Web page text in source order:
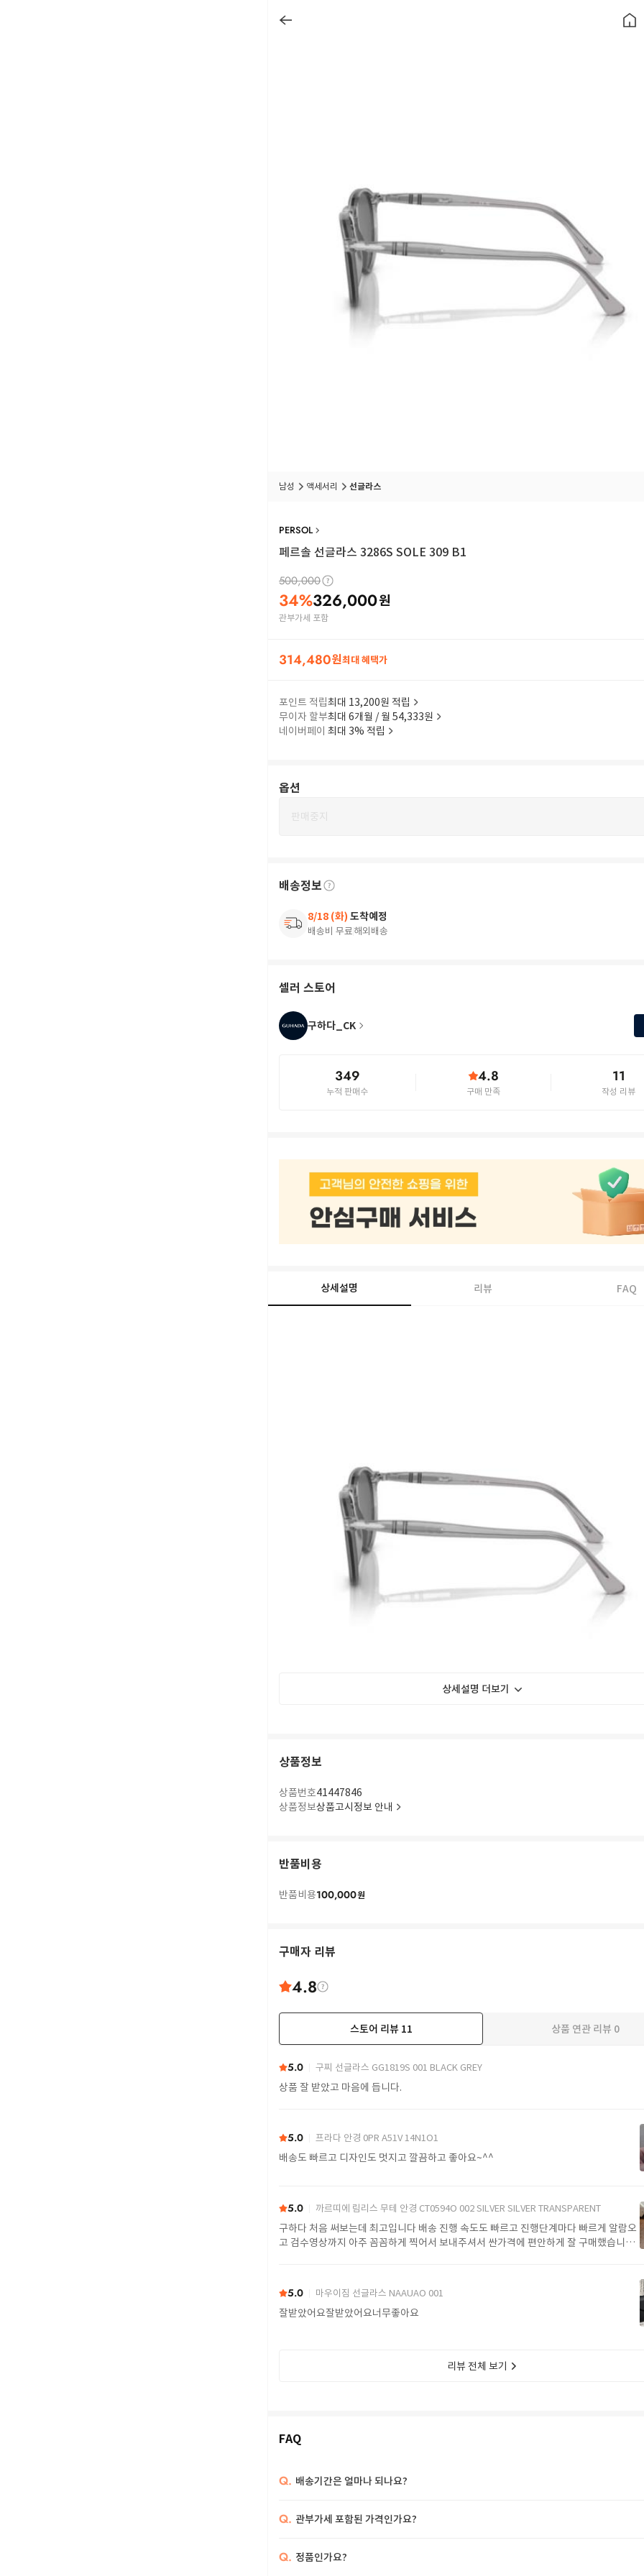
남성 액세서리 선글라스
PERSOL
페르솔 선글라스 3286S SOLE 309 B1
500,000
34%326,000원
관부가세 포함
314,480원최대 혜택가
포인트 적립최대 13,200원 적립
무이자 할부최대 6개월 / 월 54,333원
네이버페이 최대 3% 적립
옵션
판매중지
배송정보
8/18 (화) 도착예정
배송비 무료해외배송
셀러 스토어
구하다_CK
349
누적 판매수
4.8
구매 만족
11
작성 리뷰
상세설명 리뷰 FAQ
상세설명 더보기
상품정보
상품번호41447846
상품정보상품고시정보 안내
반품비용
반품비용100,000원
구매자 리뷰
4.8
스토어 리뷰 11 상품 연관 리뷰 0
5.0 구찌 선글라스 GG1819S 001 BLACK GREY
상품 잘 받았고 마음에 듭니다.
5.0 프라다 안경 0PR A51V 14N1O1
배송도 빠르고 디자인도 멋지고 깔끔하고 좋아요~^^
5.0 까르띠에 림리스 무테 안경 CT0594O 002 SILVER SILVER TRANSPARENT
구하다 처음 써보는데 최고입니다 배송 진행 속도도 빠르고 진행단계마다 빠르게 알람오
고 검수영상까지 아주 꼼꼼하게 찍어서 보내주셔서 싼가격에 편안하게 잘 구매했습니다.
5.0 마우이짐 선글라스 NAAUAO 001
잘받았어요잘받았어요너무좋아요
리뷰 전체 보기
FAQ
Q. 배송기간은 얼마나 되나요?
Q. 관부가세 포함된 가격인가요?
Q. 정품인가요?